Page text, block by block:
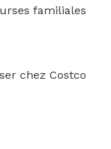
familiales
chez Costco